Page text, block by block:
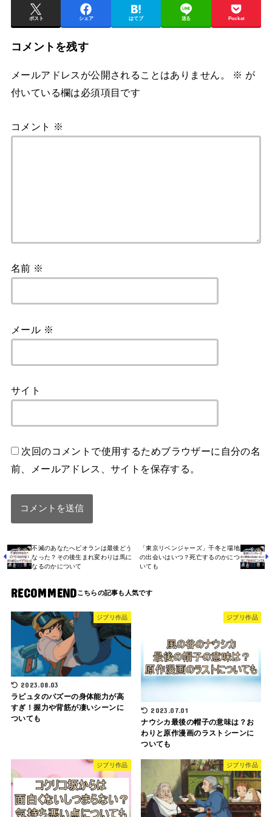
ポスト シェア はてブ 送る Pocket
コメントを残す
メールアドレスが公開されることはありません。 ※ が
付いている欄は必須項目です
コメント ※
名前 ※
メール ※
サイト
次回のコメントで使用するためブラウザーに自分の名
前、メールアドレス、サイトを保存する。
不滅のあなたへピオランは最後どう
なった？その後生まれ変わりは馬に
なるのかについて
「東京リベンジャーズ」千冬と場地
の出会いはいつ？死亡するのかにつ
いても
RECOMMEND
ジブリ作品
2023.08.03
ラピュタのパズーの身体能力が高
すぎ！握力や背筋が凄いシーンに
ついても
ジブリ作品
2023.07.01
ナウシカ最後の帽子の意味は？お
わりと原作漫画のラストシーンに
ついても
ジブリ作品 ジブリ作品